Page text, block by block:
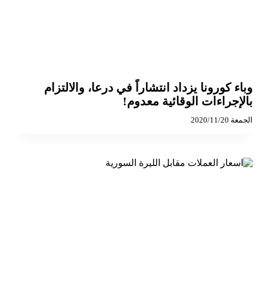
وباء كورونا يزداد انتشاراً في درعا، والالتزام
بالإجراءات الوقائية معدوم!
الجمعة 2020/11/20